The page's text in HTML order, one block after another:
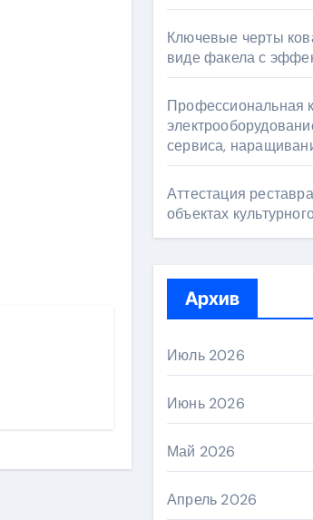
Ключевые черты
виде факела с
Профессиональная
сервиса,
Аттестация
объектах
Архив
Июль 2026
Июнь 2026
Май 2026
Апрель 2026